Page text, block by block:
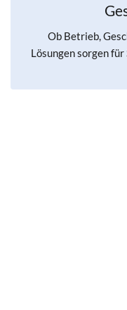
Ob Betrieb,
Lösungen sorgen